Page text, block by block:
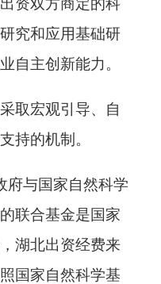
资双方商定的科
究和应用基础研
自主创新能力。
取宏观引导、自
持的机制。
府与国家自然科学
的联合基金是国家
湖北出资经费来
国家自然科学基